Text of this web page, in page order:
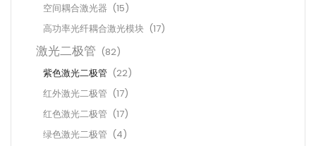
空间耦合激光器 (15)
高功率光纤耦合激光模块 (17)
激光二极管 (82)
紫色激光二极管 (22)
红外激光二极管 (17)
红色激光二极管 (17)
绿色激光二极管 (4)